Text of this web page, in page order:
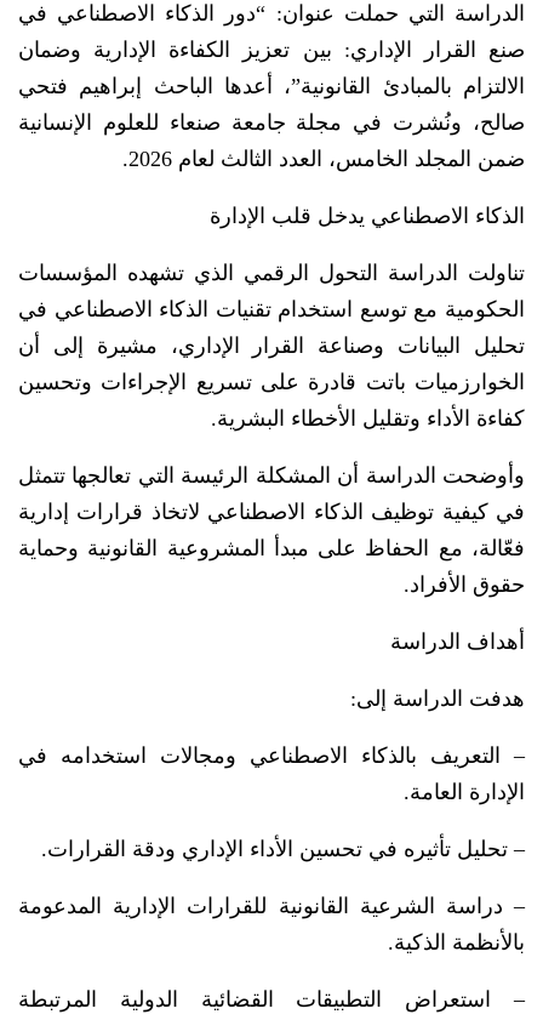
الدراسة التي حملت عنوان: “دور الذكاء الاصطناعي في
صنع القرار الإداري: بين تعزيز الكفاءة الإدارية وضمان
الالتزام بالمبادئ القانونية”، أعدها الباحث إبراهيم فتحي
صالح، ونُشرت في مجلة جامعة صنعاء للعلوم الإنسانية
ضمن المجلد الخامس، العدد الثالث لعام 2026.
الذكاء الاصطناعي يدخل قلب الإدارة
تناولت الدراسة التحول الرقمي الذي تشهده المؤسسات
الحكومية مع توسع استخدام تقنيات الذكاء الاصطناعي في
تحليل البيانات وصناعة القرار الإداري، مشيرة إلى أن
الخوارزميات باتت قادرة على تسريع الإجراءات وتحسين
كفاءة الأداء وتقليل الأخطاء البشرية.
وأوضحت الدراسة أن المشكلة الرئيسة التي تعالجها تتمثل
في كيفية توظيف الذكاء الاصطناعي لاتخاذ قرارات إدارية
فعّالة، مع الحفاظ على مبدأ المشروعية القانونية وحماية
حقوق الأفراد.
أهداف الدراسة
هدفت الدراسة إلى:
– التعريف بالذكاء الاصطناعي ومجالات استخدامه في
الإدارة العامة.
– تحليل تأثيره في تحسين الأداء الإداري ودقة القرارات.
– دراسة الشرعية القانونية للقرارات الإدارية المدعومة
بالأنظمة الذكية.
– استعراض التطبيقات القضائية الدولية المرتبطة